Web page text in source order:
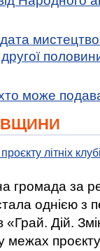
може
літніх
громада за
однією
«Грай. Дій.
межах